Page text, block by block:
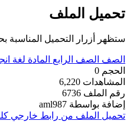
تحميل الملف
ستظهر أزرار التحميل المناسبة
الصف الصف الرابع المادة لغة
الحجم 0
المشاهدات 6,220
رقم الملف 6736
إضافة بواسطة aml987
تحميل الملف من رابط خارجي